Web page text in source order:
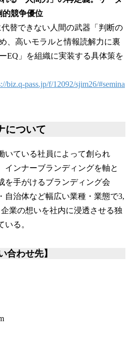
的競争優位
替できない人間の武器「判断の
、高いモラルと情報読解力に裏
EQ」を組織に実装する具体策を
biz.q-pass.jp/f/12092/sjim26/#semina
について
ている社員によって創られ
インナーブランディングを軸と
を手がけるブランディング会
自治体など幅広い業種・業態で3,
業の想いを社内に浸透させる独
いる。
合わせ先】